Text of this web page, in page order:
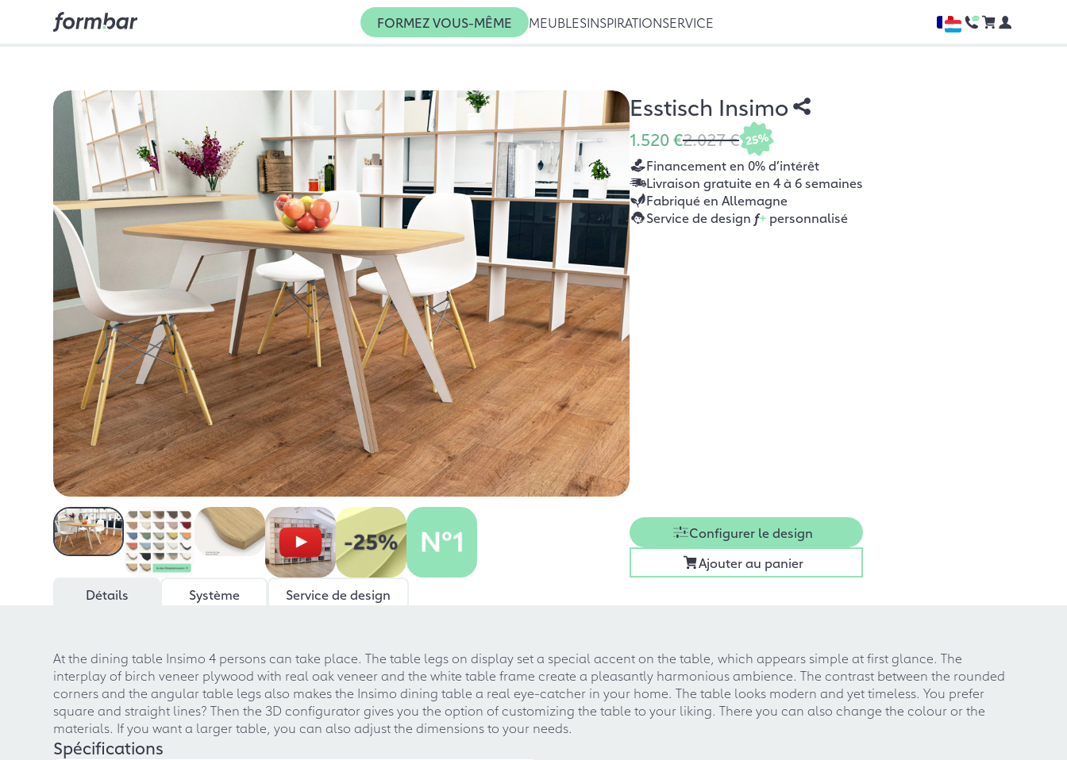
FORMEZ VOUS-MÊME MEUBLESINSPIRATIONSERVICE
Esstisch Insimo
1.520 €2.027 € 25%
Financement en 0% d’intérêt
Livraison gratuite en 4 à 6 semaines
Fabriqué en Allemagne
Service de design f+personnalisé
Configurer le design
Ajouter au panier
Détails
Système Service de design
At the dining table Insimo 4 persons can take place. The table legs on display set a special accent on the table, which appears simple at first glance. The
interplay of birch veneer plywood with real oak veneer and the white table frame create a pleasantly harmonious ambience. The contrast between the rounded
corners and the angular table legs also makes the Insimo dining table a real eye-catcher in your home. The table looks modern and yet timeless. You prefer
square and straight lines? Then the 3D configurator gives you the option of customizing the table to your liking. There you can also change the colour or the
materials. If you want a larger table, you can also adjust the dimensions to your needs.
Spécifications